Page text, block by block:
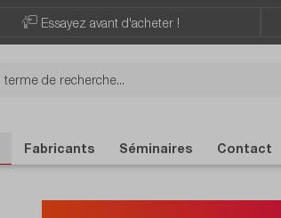
Essayez avant d'acheter !
Fabricants Séminaires Contact